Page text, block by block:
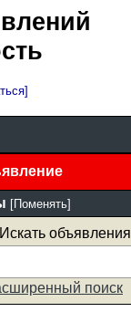
[Поменять]
Искать объявления
поиск